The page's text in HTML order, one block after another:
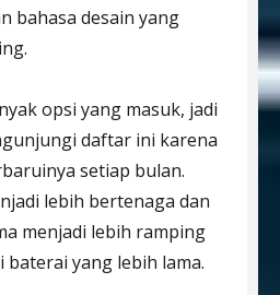
bahasa desain yang
opsi yang masuk, jadi
daftar ini karena
setiap bulan.
lebih bertenaga dan
menjadi lebih ramping
baterai yang lebih lama.